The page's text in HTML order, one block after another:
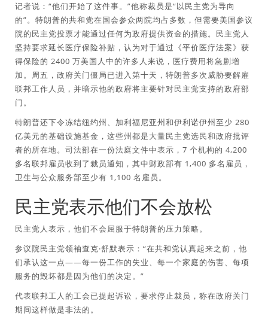
记者说：“他们开始了这件事。”他称裁员是“以民主党为导向
的”。特朗普的共和党在国会参众两院均占多数，但需要美国参议
院的民主党投票才能通过任何为政府提供资金的措施。民主党人
坚持要求延长医疗保险补贴，认为对于通过《平价医疗法案》获
得保险的 2400 万美国人中的许多人来说，医疗费用将急剧增
加。周五，政府关门僵局已进入第十天，特朗普多次威胁要解雇
联邦工作人员，并暗示他的政府将主要针对民主党支持的政府部
门。
特朗普还下令冻结纽约州、加利福尼亚州和伊利诺伊州至少 280
亿美元的基础设施基金，这些州都是大量民主党选民和政府批评
者的所在地。司法部在一份法庭文件中表示，7 个机构的 4,200
多名联邦雇员收到了裁员通知，其中财政部有 1,400 多名雇员，
卫生与公众服务部至少有 1,100 名雇员。
民主党表示他们不会放松
民主党人表示，他们不会屈服于特朗普的压力策略。
参议院民主党领袖查克·舒默表示：“在共和党认真起来之前，他
们承认这一点——每一份工作的失业、每一个家庭的伤害、每项
服务的毁坏都是因为他们的决定。”
代表联邦工人的工会已提起诉讼，要求停止裁员，称在政府关门
期间这样做是非法的。